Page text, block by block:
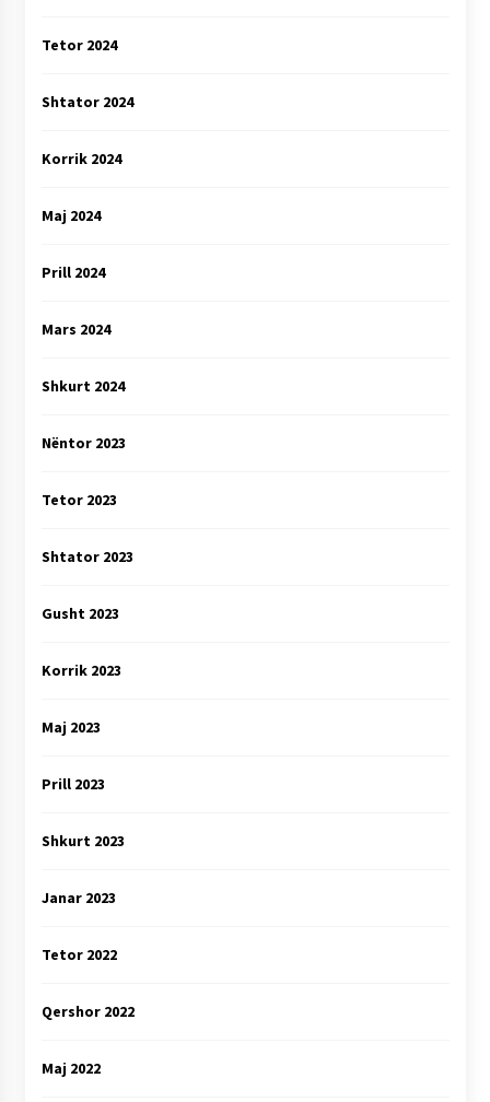
Tetor 2024
Shtator 2024
Korrik 2024
Maj 2024
Prill 2024
Mars 2024
Shkurt 2024
Nëntor 2023
Tetor 2023
Shtator 2023
Gusht 2023
Korrik 2023
Maj 2023
Prill 2023
Shkurt 2023
Janar 2023
Tetor 2022
Qershor 2022
Maj 2022